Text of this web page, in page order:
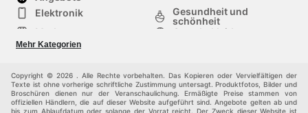
Elektronik
Gesundheit und
schönheit
Mode
Sportbekleidung
Baumarkt
Mehr Kategorien
Copyright © 2026 . Alle Rechte vorbehalten. Das Kopieren oder Vervielfältigen der
Texte ist ohne vorherige schriftliche Zustimmung untersagt. Produktfotos, Bilder und
Broschüren dienen nur der Veranschaulichung. Ermäßigte Preise stammen von
offiziellen Händlern, die auf dieser Website aufgeführt sind. Angebote gelten ab und
bis zum Ablaufdatum oder solange der Vorrat reicht. Der Zweck dieser Website ist